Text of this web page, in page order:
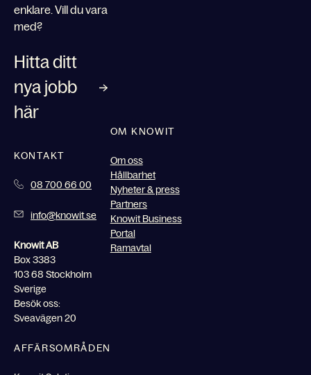
enklare. Vill du vara
med?
Hitta ditt
nya jobb
här
KONTAKT
08 700 66 00
info@knowit.se
Knowit AB
Box 3383
103 68 Stockholm
Sverige
Besök oss:
Sveavägen 20
OM KNOWIT
Om oss
Hållbarhet
Nyheter & press
Partners
Knowit Business
Portal
Ramavtal
AFFÄRSOMRÅDEN